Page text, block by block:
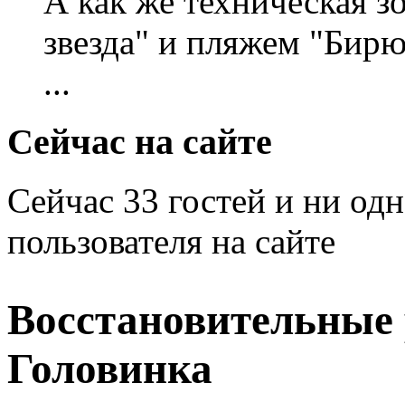
звезда" и пляжем
...
Сейчас на сайте
Сейчас 33 гостей и ни
пользователя на сайте
Головинка